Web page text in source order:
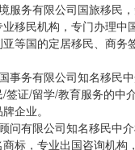
服务有限公司国旅移民
移民机构，专门办理中
等国的定居移民、商务
事务有限公司知名移民
签证/留学/教育服务的中
企业。
问有限公司知名移民中
标，专业出国咨询机构